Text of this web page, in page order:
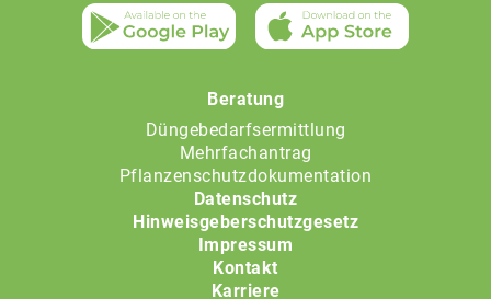
Beratung
Düngebedarfsermittlung
Mehrfachantrag
Pflanzenschutzdokumentation
Datenschutz
Hinweisgeberschutzgesetz
Impressum
Kontakt
Karriere